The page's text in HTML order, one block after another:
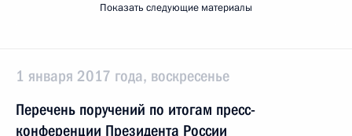
Показать следующие материалы
1 января 2017 года, воскресенье
Перечень поручений по итогам пресс-
конференции Президента России